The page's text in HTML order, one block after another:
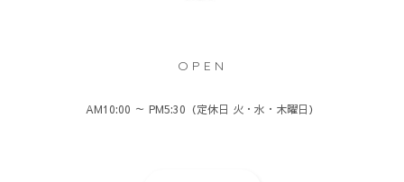
OPEN
AM10:00 ～ PM5:30（定休日 火・水・木曜日）